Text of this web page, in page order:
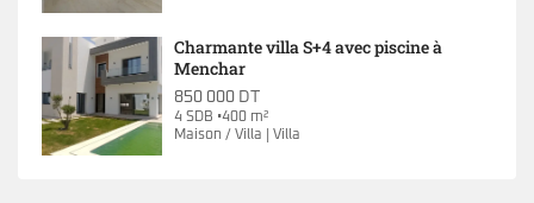
Charmante villa S+4 avec piscine à
Menchar
850 000 DT
4 SDB •400 m²
Maison / Villa | Villa